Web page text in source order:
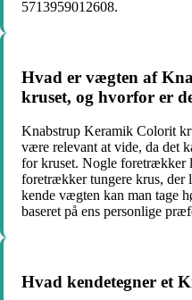
5713959012608.
Hvad er vægten af
kruset, og hvorfor er
Knabstrup Keramik Colorit
være relevant at vide, da det
for kruset. Nogle foretrækker
foretrækker tungere krus, der
kende vægten kan man tage
baseret på ens personlige
Hvad kendetegner et